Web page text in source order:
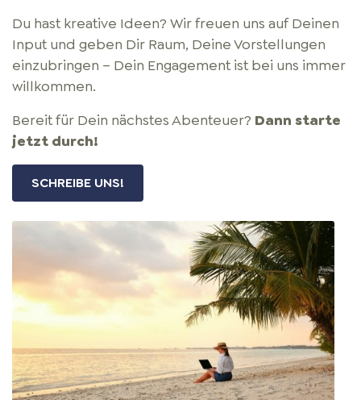
Du hast kreative Ideen? Wir freuen uns auf Deinen
Input und geben Dir Raum, Deine Vorstellungen
einzubringen – Dein Engagement ist bei uns immer
willkommen.
Bereit für Dein nächstes Abenteuer? Dann starte
jetzt durch!
SCHREIBE UNS!